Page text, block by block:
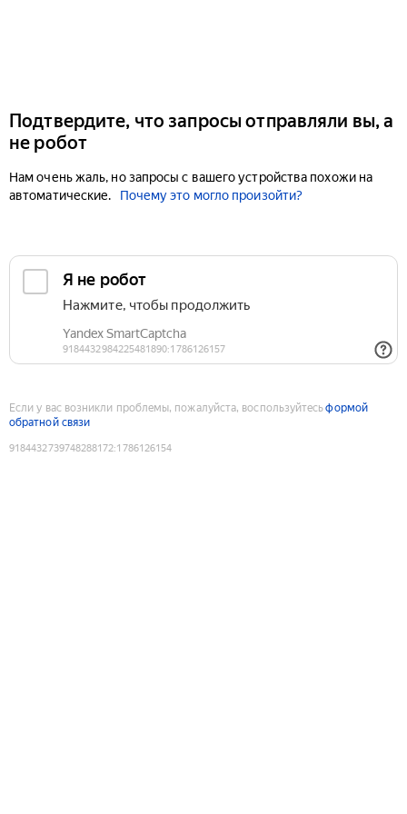
Подтвердите, что запросы отправляли вы, а
не робот
Нам очень жаль, но запросы с вашего устройства похожи на
автоматические.
Почему это могло произойти?
Если у вас возникли проблемы, пожалуйста, воспользуйтесьформой
обратной связи
9184432739748288172:1786126154